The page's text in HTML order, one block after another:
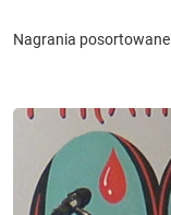
Nagrania